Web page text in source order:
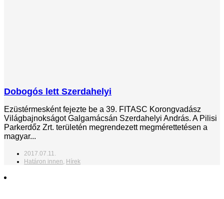
Dobogós lett Szerdahelyi
Ezüstérmesként fejezte be a 39. FITASC Korongvadász
Világbajnokságot Galgamácsán Szerdahelyi András. A Pilisi
Parkerdőz Zrt. területén megrendezett megmérettetésen a
magyar...
2017.07.11.
Határon innen, Hírek